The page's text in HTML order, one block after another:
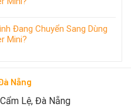
Đang Chuyển Sang Dùng
Mini?
Nẵng
Lệ, Đà Nẵng